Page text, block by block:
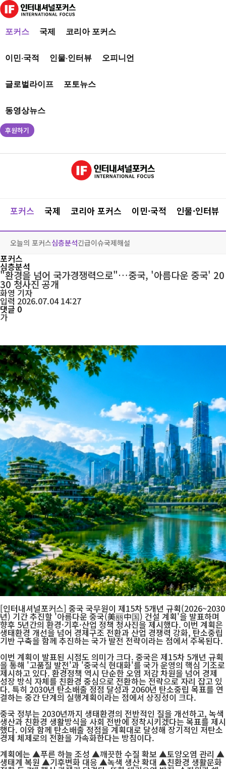
포커스 국제 코리아 포커스
이민·국적 인물·인터뷰 오피니언
글로벌라이프 포토뉴스
동영상뉴스
후원하기
포커스 국제 코리아 포커스 이민·국적 인물·인터뷰
오늘의 포커스심층분석긴급이슈국제해설
포커스
심층분석
"환경을 넘어 국가경쟁력으로"…중국, '아름다운 중국' 20
30 청사진 공개
화영기자
입력 2026.07.04 14:27
댓글 0
가
[인터내셔널포커스] 중국 국무원이 제15차 5개년 규획(2026~2030
년) 기간 추진할 '아름다운 중국(美丽中国) 건설 계획'을 발표하며
향후 5년간의 환경·기후·산업 정책 청사진을 제시했다. 이번 계획은
생태환경 개선을 넘어 경제구조 전환과 산업 경쟁력 강화, 탄소중립
기반 구축을 함께 추진하는 국가 발전 전략이라는 점에서 주목된다.
이번 계획이 발표된 시점도 의미가 크다. 중국은 제15차 5개년 규획
을 통해 '고품질 발전'과 '중국식 현대화'를 국가 운영의 핵심 기조로
제시하고 있다. 환경정책 역시 단순한 오염 저감 차원을 넘어 경제
성장 방식 자체를 친환경 중심으로 전환하는 전략으로 자리 잡고 있
다. 특히 2030년 탄소배출 정점 달성과 2060년 탄소중립 목표를 연
결하는 중간 단계의 실행계획이라는 점에서 상징성이 크다.
중국 정부는 2030년까지 생태환경의 전반적인 질을 개선하고, 녹색
생산과 친환경 생활방식을 사회 전반에 정착시키겠다는 목표를 제시
했다. 이와 함께 탄소배출 정점을 계획대로 달성해 장기적인 저탄소
경제 체제로의 전환을 가속화한다는 방침이다.
계획에는 ▲푸른 하늘 조성 ▲깨끗한 수질 확보 ▲토양오염 관리 ▲
생태계 복원 ▲기후변화 대응 ▲녹색 생산 확대 ▲친환경 생활문화